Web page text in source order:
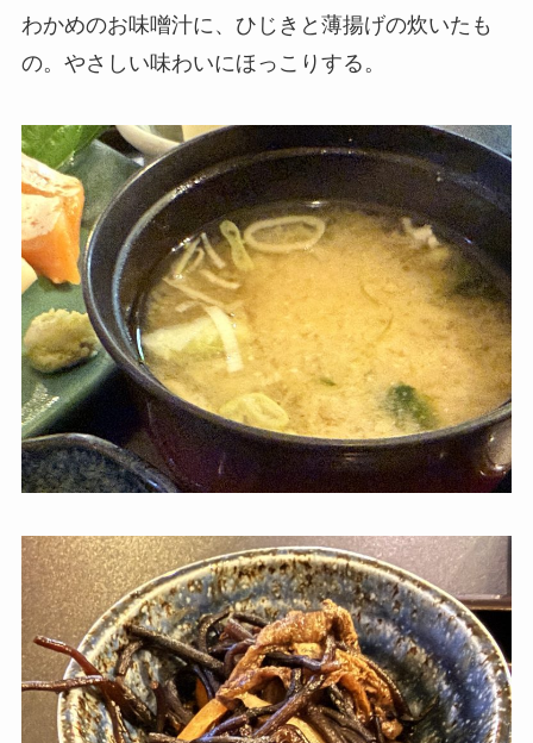
わかめのお味噌汁に、ひじきと薄揚げの炊いたも
の。やさしい味わいにほっこりする。